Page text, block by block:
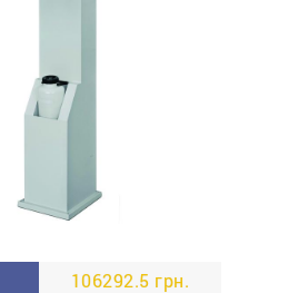
106292.5 грн.